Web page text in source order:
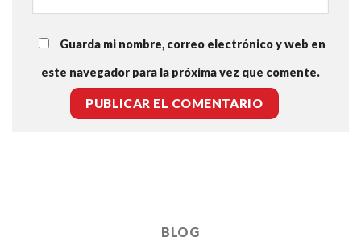
Guarda mi nombre, correo electrónico y web en
este navegador para la próxima vez que comente.
BLOG